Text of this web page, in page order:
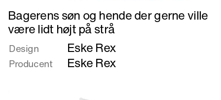
Læs
mere
om
Bagerens
og
Bagerens søn og hende der gerne ville
være lidt højt på strå
Design Eske Rex
Producent Eske Rex